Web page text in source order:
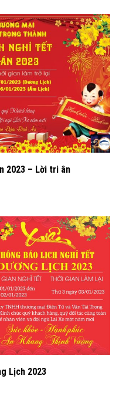
2023 – Lời tri ân
Lịch 2023